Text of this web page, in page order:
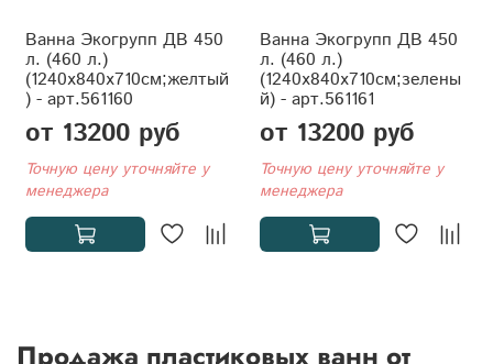
Ванна Экогрупп ДВ 450
л. (460 л.)
(1240x840x710см;желтый
) - арт.561160
от 13200 руб
Точную цену уточняйте у
менеджера
Ванна Экогрупп ДВ 450
л. (460 л.)
(1240x840x710см;зелены
й) - арт.561161
от 13200 руб
Точную цену уточняйте у
менеджера
Продажа пластиковых ванн от